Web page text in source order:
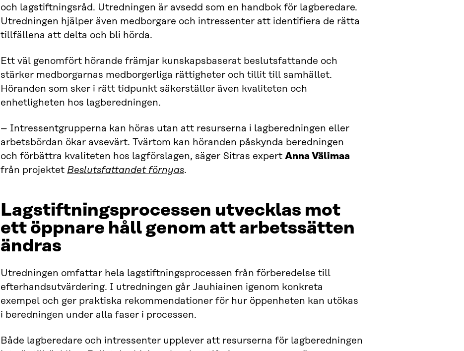
och lagstiftningsråd. Utredningen är avsedd som en handbok för lagberedare.
Utredningen hjälper även medborgare och intressenter att identifiera de rätta
tillfällena att delta och bli hörda.
Ett väl genomfört hörande främjar kunskapsbaserat beslutsfattande och
stärker medborgarnas medborgerliga rättigheter och tillit till samhället.
Höranden som sker i rätt tidpunkt säkerställer även kvaliteten och
enhetligheten hos lagberedningen.
– Intressentgrupperna kan höras utan att resurserna i lagberedningen eller
arbetsbördan ökar avsevärt. Tvärtom kan höranden påskynda beredningen
och förbättra kvaliteten hos lagförslagen, säger Sitras expert Anna Välimaa
från projektet Beslutsfattandet förnyas.
Lagstiftningsprocessen utvecklas mot
ett öppnare håll genom att arbetssätten
ändras
Utredningen omfattar hela lagstiftningsprocessen från förberedelse till
efterhandsutvärdering. I utredningen går Jauhiainen igenom konkreta
exempel och ger praktiska rekommendationer för hur öppenheten kan utökas
i beredningen under alla faser i processen.
Både lagberedare och intressenter upplever att resurserna för lagberedningen